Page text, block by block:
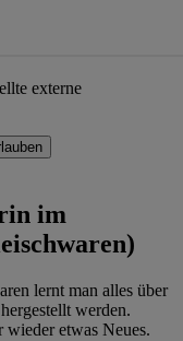
externe
im
lernt man alles über
werden.
etwas Neues.